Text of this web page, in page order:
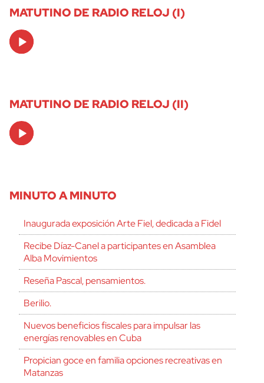
MATUTINO DE RADIO RELOJ (I)
Audio
Player
MATUTINO DE RADIO RELOJ (II)
Audio
Player
MINUTO A MINUTO
Inaugurada exposición Arte Fiel, dedicada a Fidel
Recibe Díaz-Canel a participantes en Asamblea
Alba Movimientos
Reseña Pascal, pensamientos.
Berilio.
Nuevos beneficios fiscales para impulsar las
energías renovables en Cuba
Propician goce en familia opciones recreativas en
Matanzas